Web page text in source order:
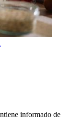
informado de